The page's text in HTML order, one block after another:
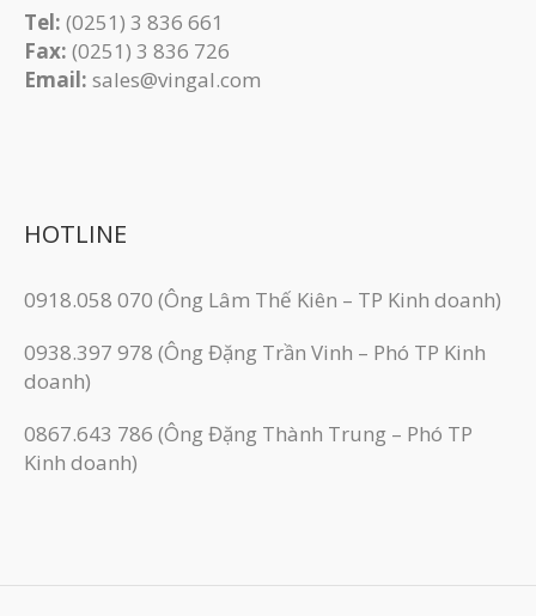
Tel: (0251) 3 836 661
Fax: (0251) 3 83​6 726
Email: sales@vingal.com
HOTLINE
0918.058 070 (Ông Lâm Thế Kiên – TP Kinh doanh)
0938.397 978 (Ông Đặng Trần Vinh – Phó TP Kinh
doanh)
0867.643 786 (Ông Đặng Thành Trung – Phó TP
Kinh doanh)